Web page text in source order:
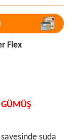
Flex
GÜMÜŞ
sayesinde suda